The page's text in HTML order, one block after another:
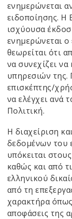
ενημερώνεται
ειδοποίησης. Η
ισχύουσα
ενημερώνεται
θεωρείται ότι
να συνεχίζει
υπηρεσιών της.
επισκέπτης/
να ελέγχει ανά
Πολιτική.
Η διαχείριση
δεδομένων του
υπόκειται
καθώς και από
ελληνικού
από τη
χαρακτήρα
αποφάσεις της